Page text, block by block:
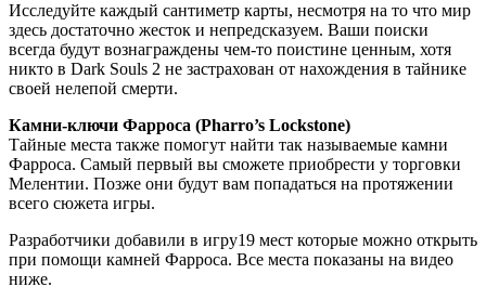
Исследуйте каждый сантиметр карты, несмотря на то что мир
здесь достаточно жесток и непредсказуем. Ваши поиски
всегда будут вознаграждены чем-то поистине ценным, хотя
никто в Dark Souls 2 не застрахован от нахождения в тайнике
своей нелепой смерти.
Камни-ключи Фарроса (Pharro’s Lockstone)
Тайные места также помогут найти так называемые камни
Фарроса. Самый первый вы сможете приобрести у торговки
Мелентии. Позже они будут вам попадаться на протяжении
всего сюжета игры.
Разработчики добавили в игру19 мест которые можно открыть
при помощи камней Фарроса. Все места показаны на видео
ниже.